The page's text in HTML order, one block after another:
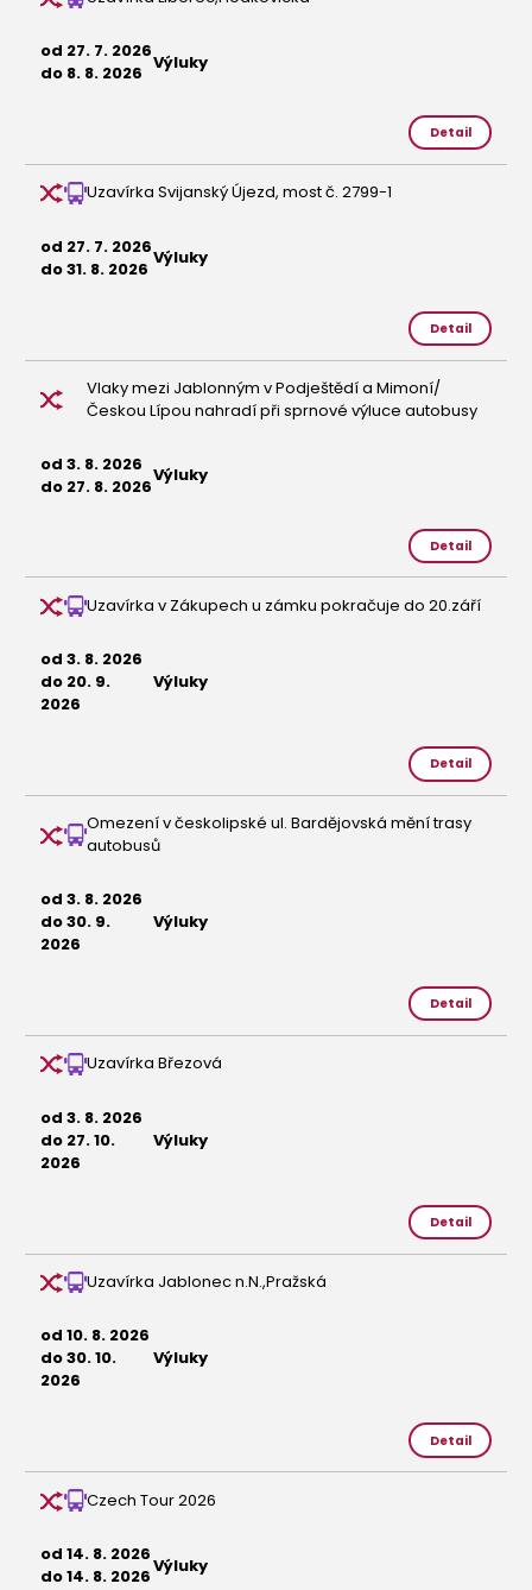
od 27. 7. 2026
do 8. 8. 2026 Výluky
Detail
Uzavírka Svijanský Újezd, most č. 2799-1
od 27. 7. 2026
do 31. 8. 2026 Výluky
Detail
Vlaky mezi Jablonným v Podještědí a Mimoní/
Českou Lípou nahradí při sprnové výluce autobusy
od 3. 8. 2026
do 27. 8. 2026Výluky
Detail
Uzavírka v Zákupech u zámku pokračuje do 20.září
od 3. 8. 2026
do 20. 9.
2026
Výluky
Detail
Omezení v českolipské ul. Bardějovská mění trasy
autobusů
od 3. 8. 2026
do 30. 9.
2026
Výluky
Detail
Uzavírka Březová
od 3. 8. 2026
do 27. 10.
2026
Výluky
Detail
Uzavírka Jablonec n.N.,Pražská
od 10. 8. 2026
do 30. 10.
2026
Výluky
Detail
Czech Tour 2026
od 14. 8. 2026
do 14. 8. 2026Výluky